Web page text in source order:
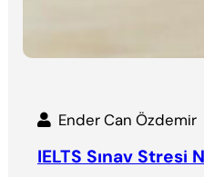
Ender Can Özdemir
IELTS Sınav Stresi